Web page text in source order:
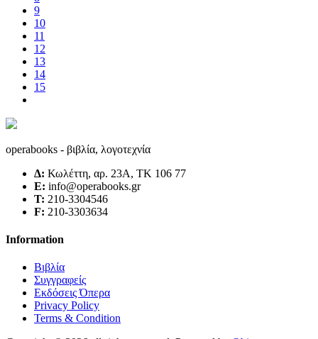
9
10
11
12
13
14
15
operabooks - βιβλία, λογοτεχνία
Δ: Κωλέττη, αρ. 23Α, ΤΚ 106 77
E: info@operabooks.gr
Τ: 210-3304546
F: 210-3303634
Information
Βιβλία
Συγγραφείς
Εκδόσεις Όπερα
Privacy Policy
Terms & Condition